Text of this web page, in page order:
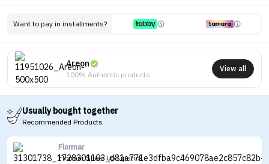
Want to pay in installments?
Areon
100% Authentic products
View all
Usually bought together
Recommended Products
Flormar
Flormar Sheer Up Lipstick